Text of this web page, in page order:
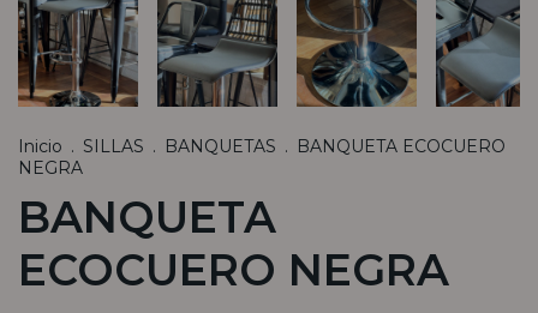
Inicio . SILLAS . BANQUETAS . BANQUETA ECOCUERO
NEGRA
BANQUETA
ECOCUERO NEGRA